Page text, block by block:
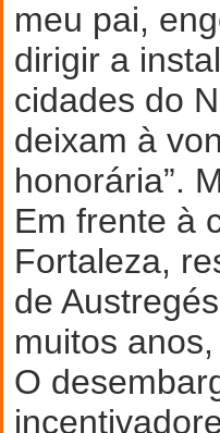
meu pai,
dirigir a
cidades do
deixam à
honorária”.
Em frente à
Fortaleza,
de
muitos
O